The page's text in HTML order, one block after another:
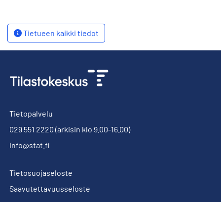
Tietueen kaikki tiedot
Tietopalvelu
029 551 2220 (arkisin klo 9.00-16.00)
info@stat.fi
Tietosuojaseloste
Saavutettavuusseloste